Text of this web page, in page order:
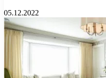
05.12.2022